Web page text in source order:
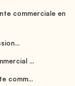
commerciale en
...
comm...